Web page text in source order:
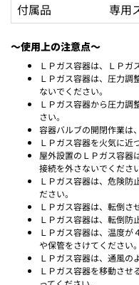
付属品
専用
～使用上の注意点～
ＬＰガス容器は、ＬＰガ
ＬＰガス容器は、圧力調
ないでください。
ＬＰガス容器から圧力調
さい。
容器バルブの開閉作業は
ＬＰガス容器を火気に近
屋外設置のＬＰガス容器
接続を外さないでください
ＬＰガス容器は、危険防
ださい。
ＬＰガス容器は、転倒さ
ＬＰガス容器は、転倒防
ＬＰガス容器は、温度
や保管をさけてください。
ＬＰガス容器は、通風の
ＬＰガス容器を移動させ